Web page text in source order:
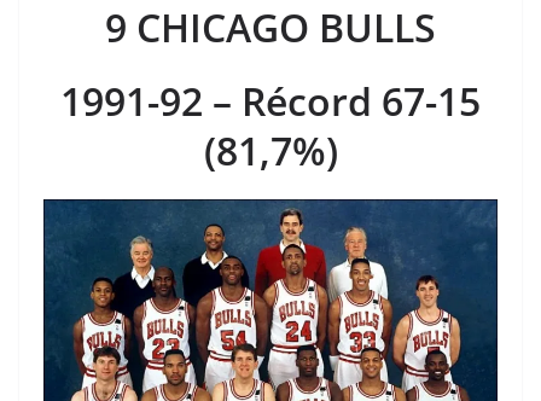
9 CHICAGO BULLS
1991-92 – Récord 67-15
(81,7%)